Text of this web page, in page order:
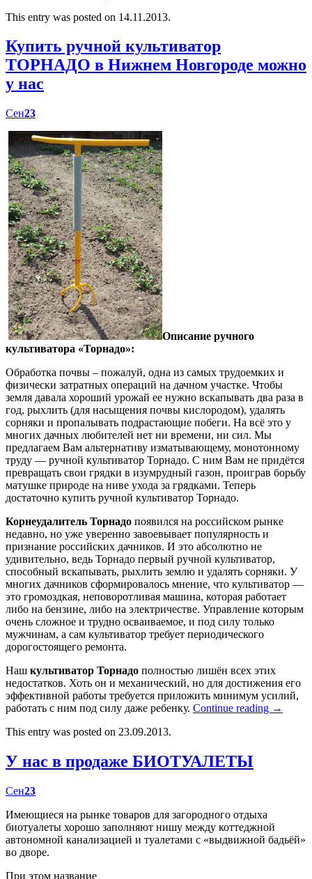
This entry was posted on 14.11.2013.
Купить ручной культиватор
ТОРНАДО в Нижнем Новгороде можно
у нас
Сен23
Описание ручного
культиватора «Торнадо»:
Обработка почвы – пожалуй, одна из самых трудоемких и
физически затратных операций на дачном участке. Чтобы
земля давала хороший урожай ее нужно вскапывать два раза в
год, рыхлить (для насыщения почвы кислородом), удалять
сорняки и пропалывать подрастающие побеги. На всё это у
многих дачных любителей нет ни времени, ни сил. Мы
предлагаем Вам альтернативу изматывающему, монотонному
труду — ручной культиватор Торнадо. С ним Вам не придётся
превращать свои грядки в изумрудный газон, проиграв борьбу
матушке природе на ниве ухода за грядками. Теперь
достаточно купить ручной культиватор Торнадо.
Корнеудалитель Торнадо появился на российском рынке
недавно, но уже уверенно завоевывает популярность и
признание российских дачников. И это абсолютно не
удивительно, ведь Торнадо первый ручной культиватор,
способный вскапывать, рыхлить землю и удалять сорняки. У
многих дачников сформировалось мнение, что культиватор —
это громоздкая, неповоротливая машина, которая работает
либо на бензине, либо на электричестве. Управление которым
очень сложное и трудно осваиваемое, и под силу только
мужчинам, а сам культиватор требует периодического
дорогостоящего ремонта.
Наш культиватор Торнадо полностью лишён всех этих
недостатков. Хоть он и механический, но для достижения его
эффективной работы требуется приложить минимум усилий,
работать с ним под силу даже ребенку. Continue reading →
This entry was posted on 23.09.2013.
У нас в продаже БИОТУАЛЕТЫ
Сен23
Имеющиеся на рынке товаров для загородного отдыха
биотуалеты хорошо заполняют нишу между коттеджной
автономной канализацией и туалетами с «выдвижной бадьёй»
во дворе.
При этом название